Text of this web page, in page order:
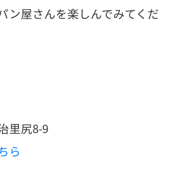
ン屋さんを楽しんでみてくだ
里尻8-9
ら